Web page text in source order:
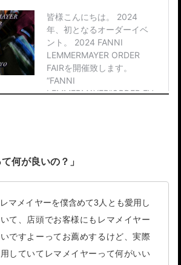
何が良いの？」
レマメイヤーを僕含めて3人とも愛用し
て、店頭でお客様にもレマメイヤー
ですよーってお薦めするけど、実際
していてレマメイヤーって何がいい